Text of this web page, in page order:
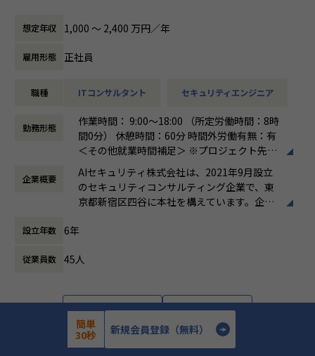
・DevSecOps／シフトレフトの実践 ：CI/CDにセキュリティ
・セキュリティガバナンス構築の経験：全社統制の設計、IS
・オブザーバビリティ基盤の設計力：監視・ログ・パフォー
・技術リード・標準化・育成のマネジメントスキル：チーム
を率いる経験
オープングループ全体のプロダクトを横断し、以下の領域を
担当いただきます。
クラウドインフラ
・Google Cloud への移行対応の推進
・GCP / AWS を中心としたインフラの設計・構築・運用
セキュリティ
・各プロダクトの脆弱性対応、セキュリティ診断、対策の実
・全社横断的なセキュリティ統制およびガバナンスの設計と
の構想策定、設計のリード
・SOC／MDR運用設計、インシデント対応（IR）体制構築の
支援
・検知ルール・運用プロセスの高度化、チューニング方針の
・ユニット（チーム）のマネジメント、メンバー育成、デリ
・顧客への提案活動、経営層・部門責任者への報告・折衝
・ベンダーアライアンス（CrowdStrike）を活かした提案・
ソリューション開発
・（Senior Manager）複数プロジェクトの同時統括、案件
創出・事業推進のリード
・（Director）EDR／エンドポイント領域全体の事業・売上
■このポジションの魅力
当社がベンダーアライアンスを結ぶCrowdStrikeを中核に、
導入・構築から運用設計、
インシデント対応体制の構築までを一気通貫で担っていただ
想定年収 1,000 〜 2,400 万円／年
雇用形態 正社員
職種 ITコンサルタント セキュリティエンジニア
勤務形態
作業時間： 9:00～18:00 （所定労働時間：8時
間0分） 休憩時間：60分 時間外労働有無：有
＜その他就業時間補足＞ ※プロジェクト先に
よる。 ※シニアコンサルタント以上は専門業
務型裁量労働制（みなし労働時間8時間）の
場合、時間外労働なし
働き方：裁量労働制
休憩時間： 60分
企業概要
AIセキュリティ株式会社は、2021年9月設立
のセキュリティコンサルティング企業で、東
京都新宿区四谷に本社を構えています。企業
げ、企業の持続的な成長と価値向上を支援す
コンサルティング、サイバーセキュリティコ
キュリティ顧問サービス、人材紹介・採用支
援などです。AI活用の拡大に伴うセキュリテ
ィリスクへの対応を強みとし、リスク管理か
ら組織体制構築、人材確保まで幅広く支援し
設立年数 6年
従業員数 45人
詳細を見る 応募する
簡単
30秒
新規会員登録（無料）